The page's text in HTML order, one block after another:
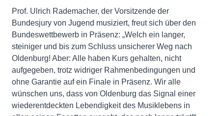
Prof. Ulrich Rademacher, der Vorsitzende der
Bundesjury von Jugend musiziert, freut sich über den
Bundeswettbewerb in Präsenz: „Welch ein langer,
steiniger und bis zum Schluss unsicherer Weg nach
Oldenburg! Aber: Alle haben Kurs gehalten, nicht
aufgegeben, trotz widriger Rahmenbedingungen und
ohne Garantie auf ein Finale in Präsenz. Wir alle
wünschen uns, dass von Oldenburg das Signal einer
wiederentdeckten Lebendigkeit des Musiklebens in